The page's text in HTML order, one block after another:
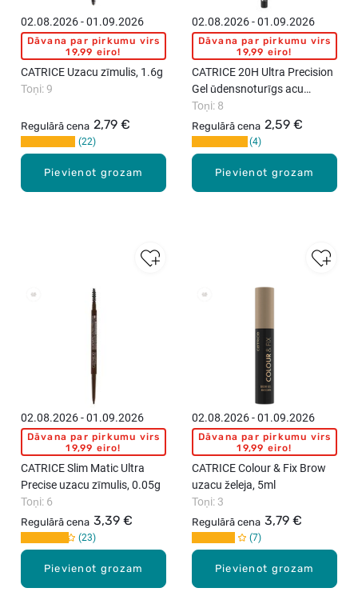
Pievienot grozam
02.08.2026 - 01.09.2026
Dāvana par pirkumu virs
19,99 eiro!
CATRICE Uzacu zīmulis, 1.6g
Regulārā cena 2,79 €
Toņi: 9
22
Pievienot grozam
02.08.2026 - 01.09.2026
Dāvana par pirkumu virs
19,99 eiro!
CATRICE 20H Ultra Precision
Gel ūdensnoturīgs acu
zīmulis, 0.28g
Regulārā cena 2,59 €
Toņi: 8
4
Pievienot grozam
02.08.2026 - 01.09.2026
Dāvana par pirkumu virs
19,99 eiro!
CATRICE Slim Matic Ultra
Precise uzacu zīmulis, 0.05g
Regulārā cena 3,39 €
Toņi: 6
23
Pievienot grozam
02.08.2026 - 01.09.2026
Dāvana par pirkumu virs
19,99 eiro!
CATRICE Colour & Fix Brow
uzacu želeja, 5ml
Regulārā cena 3,79 €
Toņi: 3
7